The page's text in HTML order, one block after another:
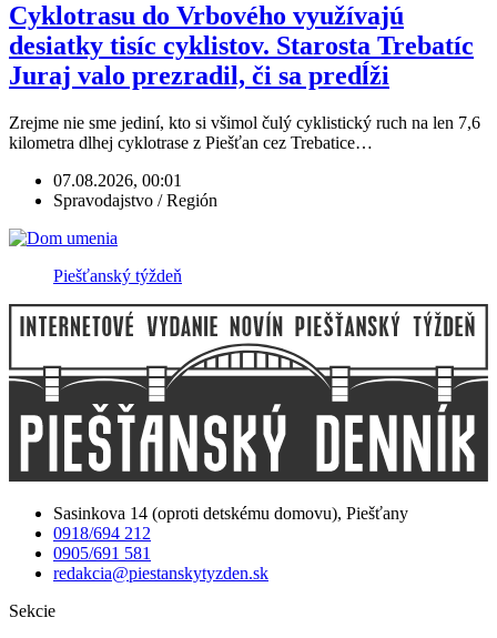
Cyklotrasu do Vrbového využívajú
desiatky tisíc cyklistov. Starosta Trebatíc
Juraj valo prezradil, či sa predĺži
Zrejme nie sme jediní, kto si všimol čulý cyklistický ruch na len 7,6
kilometra dlhej cyklotrase z Piešťan cez Trebatice…
07.08.2026, 00:01
Spravodajstvo / Región
Piešťanský týždeň
Sasinkova 14 (oproti detskému domovu), Piešťany
0918/694 212
0905/691 581
redakcia@piestanskytyzden.sk
Sekcie